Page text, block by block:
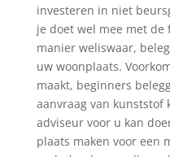
investeren in niet
je doet wel mee met
manier weliswaar,
uw woonplaats.
maakt, beginners
aanvraag van kunststof
adviseur voor u kan
plaats maken voor een